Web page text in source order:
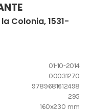
Colonia, 1531-
01-10-2014
00031270
9789681612498
295
160x230 mm